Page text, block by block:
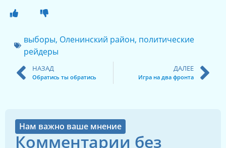
выборы, Оленинский район, политические
рейдеры
НАЗАД
Обратись ты обратись
ДАЛЕЕ
Игра на два фронта
Нам важно ваше мнение
Комментарии без